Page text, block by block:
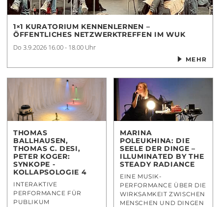
1×1 KURATORIUM KENNENLERNEN –
ÖFFENTLICHES NETZWERKTREFFEN IM WUK
Do 3.9.2026 16.00 - 18.00 Uhr
MEHR
THOMAS
BALLHAUSEN,
THOMAS C. DESI,
PETER KOGER:
SYNKOPE -
KOLLAPSOLOGIE 4
INTERAKTIVE
PERFORMANCE FÜR
PUBLIKUM
MARINA
POLEUKHINA: DIE
SEELE DER DINGE –
ILLUMINATED BY THE
STEADY RADIANCE
EINE MUSIK-
PERFORMANCE ÜBER DIE
WIRKSAMKEIT ZWISCHEN
MENSCHEN UND DINGEN